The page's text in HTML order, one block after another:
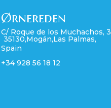
Ørnereden
C/ Roque de los Muchachos, 3
35130,Mogán,Las Palmas,
Spain
+34 928 56 18 12